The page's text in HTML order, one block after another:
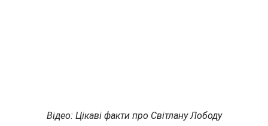
Відео: Цікаві факти про Світлану Лободу